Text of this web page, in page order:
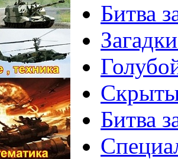
Битва
Битва